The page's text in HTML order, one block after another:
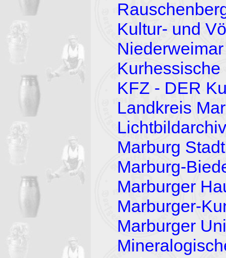
Kultur- und
Niederweimar
KFZ - DER
Landkreis
Marburg Stadt
Marburg-
Marburger
Marburger-
Marburger